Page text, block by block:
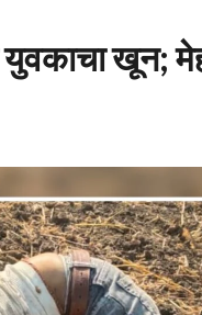
खून;